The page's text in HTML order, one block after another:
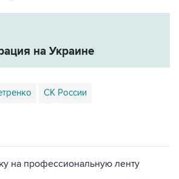
на Украине
СК России
на профессиональную ленту